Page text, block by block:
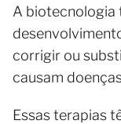
A biotecnologia
corrigir ou
causam
Essas terapias